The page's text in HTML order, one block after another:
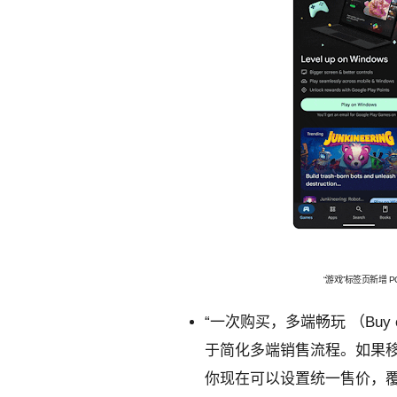
“游戏”标签页新增
“一次购买，多端畅玩 （
于简化多端销售流程。如果
你现在可以设置统一售价，